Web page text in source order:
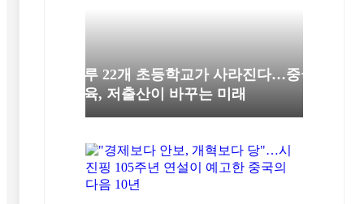
하루 22개 초등학교가 사라진다…중국
교육, 저출산이 바꾸는 미래